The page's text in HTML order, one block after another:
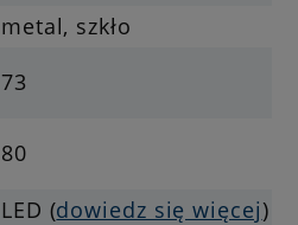
metal, szkło
73
80
LED (dowiedz się więcej)